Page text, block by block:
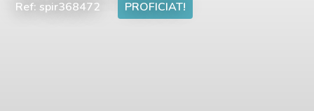
Ref: spir368472 PROFICIAT!